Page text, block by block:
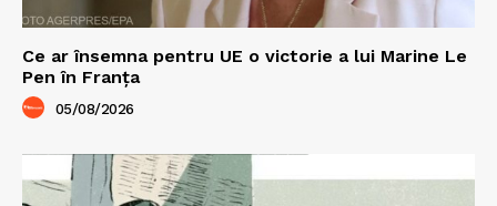
Ce ar însemna pentru UE o victorie a lui Marine Le
Pen în Franța
05/08/2026